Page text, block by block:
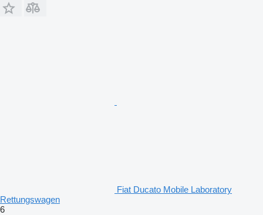
Fiat Ducato Mobile Laboratory
Rettungswagen
6